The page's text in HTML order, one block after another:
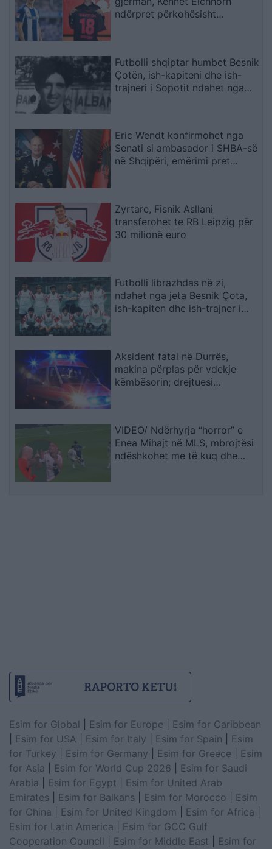
ndërpret përkohësisht
Futbolli shqiptar humbet Besnik
Çotën, ish-kapiteni dhe ish-
trajneri i Sopotit ndahet nga
Eric Wendt konfirmohet nga
Senati si ambasador i SHBA-së
në Shqipëri, emërimi pret
Zyrtare, Fisnik Asllani
transferohet te RB Leipzig për
30 milionë euro
Futbolli librazhdas në zi,
ndahet nga jeta Besnik Çota,
ish-kapiten dhe ish-trajner i
Aksident fatal në Durrës,
makina përplas për vdekje
këmbësorin; drejtuesi
VIDEO/ Ndërhyrja “horror” e
Enea Mihajt në MLS, mbrojtësi
ndëshkohet me të kuq dhe
Esim for Global Esim for Europe
Esim for Caribbean
Esim for USA Esim for Italy Esim for Spain
Esim
for Turkey
Esim for Germany Esim for Greece
Esim
for Asia
Esim for World Cup 2026
Esim for Saudi
Arabia
Esim for Egypt
Esim for United Arab
Emirates
Esim for Balkans Esim for Morocco
Esim
for China
Esim for United Kingdom Esim for Africa
Esim for Latin America
Esim for GCC Gulf
Cooperation Council
Esim for Middle East
Esim for